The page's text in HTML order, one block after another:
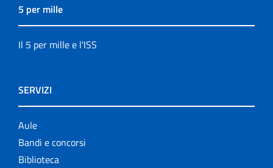
5 per mille
Il 5 per mille e l'ISS
SERVIZI
Aule
Bandi e concorsi
Biblioteca